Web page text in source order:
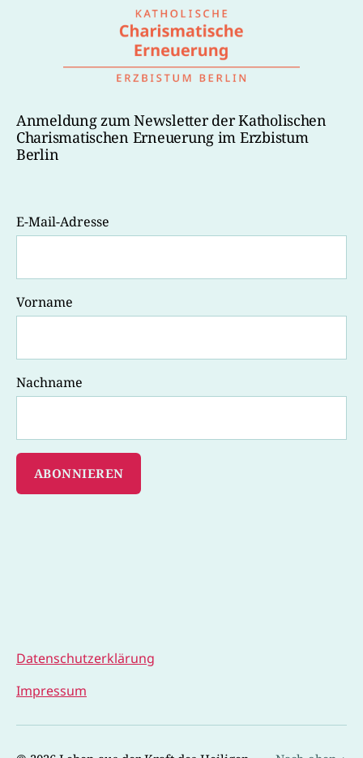
Anmeldung zum Newsletter der Katholischen
Charismatischen Erneuerung im Erzbistum
Berlin
E-Mail-Adresse
Vorname
Nachname
Datenschutzerklärung
Impressum